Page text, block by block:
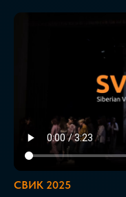
СВИК 2025